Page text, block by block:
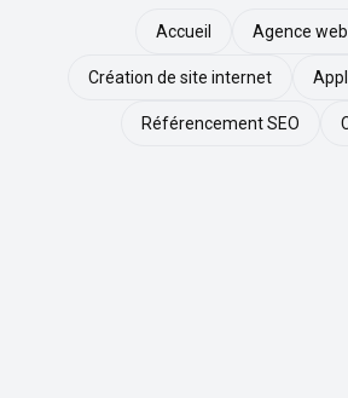
Accueil Agence
Création de site internet
Référencement SEO